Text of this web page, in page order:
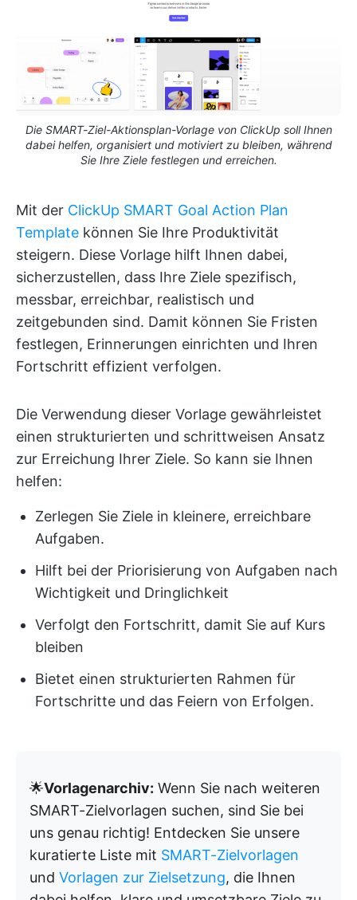
Die SMART-Ziel-Aktionsplan-Vorlage von ClickUp soll Ihnen
dabei helfen, organisiert und motiviert zu bleiben, während
Sie Ihre Ziele festlegen und erreichen.
Mit der ClickUp SMART Goal Action Plan
Template können Sie Ihre Produktivität
steigern. Diese Vorlage hilft Ihnen dabei,
sicherzustellen, dass Ihre Ziele spezifisch,
messbar, erreichbar, realistisch und
zeitgebunden sind. Damit können Sie Fristen
festlegen, Erinnerungen einrichten und Ihren
Fortschritt effizient verfolgen.
Die Verwendung dieser Vorlage gewährleistet
einen strukturierten und schrittweisen Ansatz
zur Erreichung Ihrer Ziele. So kann sie Ihnen
helfen:
Zerlegen Sie Ziele in kleinere, erreichbare
Aufgaben.
Hilft bei der Priorisierung von Aufgaben nach
Wichtigkeit und Dringlichkeit
Verfolgt den Fortschritt, damit Sie auf Kurs
bleiben
Bietet einen strukturierten Rahmen für
Fortschritte und das Feiern von Erfolgen.
🌟Vorlagenarchiv: Wenn Sie nach weiteren
SMART-Zielvorlagen suchen, sind Sie bei
uns genau richtig! Entdecken Sie unsere
kuratierte Liste mit SMART-Zielvorlagen
und Vorlagen zur Zielsetzung, die Ihnen